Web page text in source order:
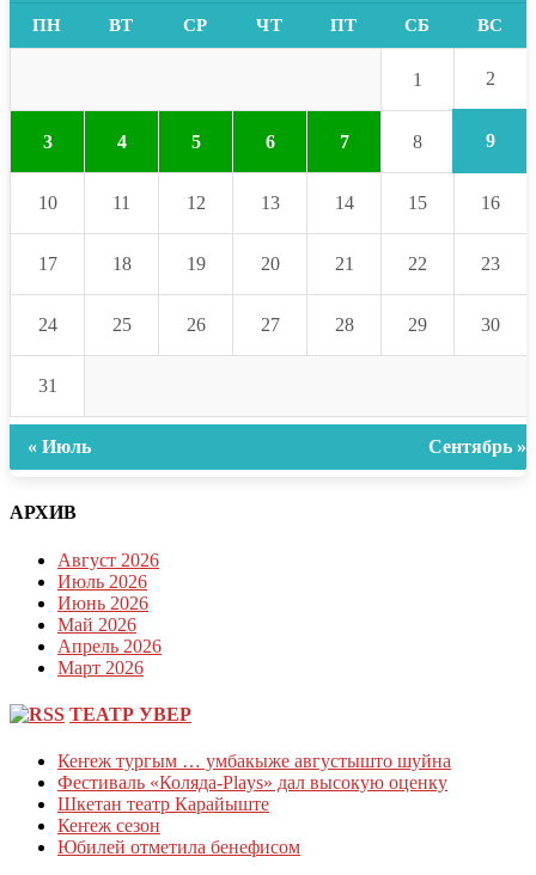
ПН ВТ СР ЧТ ПТ СБ ВС
1 2
3 4 5 6 7 8 9
10 11 12 13 14 15 16
17 18 19 20 21 22 23
24 25 26 27 28 29 30
31
« Июль Сентябрь »
АРХИВ
Август 2026
Июль 2026
Июнь 2026
Май 2026
Апрель 2026
Март 2026
ТЕАТР УВЕР
Кеҥеж тургым … умбакыже августышто шуйна
Фестиваль «Коляда-Plays» дал высокую оценку
Шкетан театр Карайыште
Кеҥеж сезон
Юбилей отметила бенефисом